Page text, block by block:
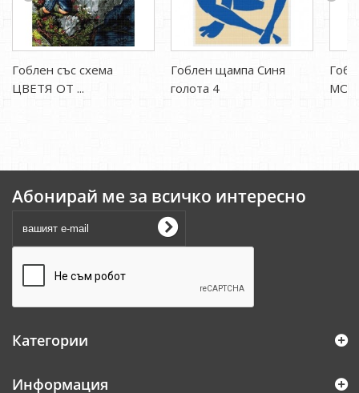
Гоблен със схема
ЦВЕТЯ ОТ ...
Гоблен щампа Синя
голота 4
Абонирай ме за всичко интересно
Категории
Информация